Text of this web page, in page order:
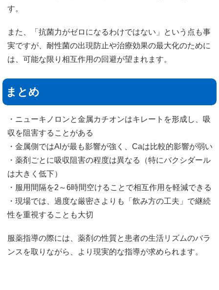
す。
また、「抗菌力がゼロになるわけではない」という点も事
実ですが、耐性菌の出現防止や治療効果の最大化のために
は、可能な限り相互作用の回避が望まれます。
まとめ
・ニューキノロンと金属カチオンはキレートを形成し、吸
収を阻害することがある
・金属側ではAlが最も影響が強く、Caは比較的影響が弱い
・薬剤ごとに吸収阻害の程度は異なる（特にバクシダール
は大きく低下）
・服用間隔を2～6時間空けることで相互作用を軽減できる
・現場では、過度な厳密さよりも「飲み方の工夫」で継続
性を重視することも大切
服薬指導の際には、薬剤の性質と患者の生活リズムのバラ
ンスを取りながら、より現実的な指導が求められます。